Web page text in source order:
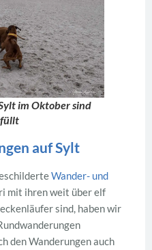
im Oktober sind
auf Sylt
Wander- und
mit ihren weit über elf
sind, haben wir
den Wanderungen auch